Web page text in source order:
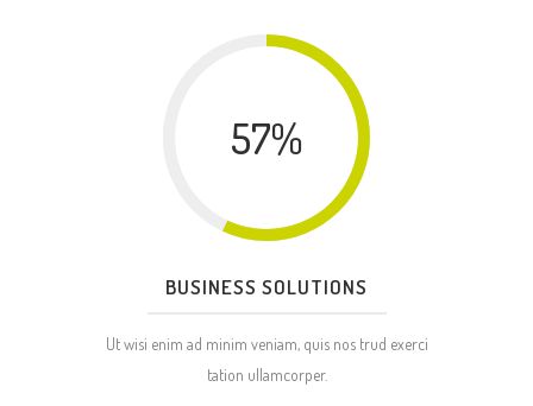
57%
BUSINESS SOLUTIONS
Ut wisi enim ad minim veniam, quis nos trud exerci
tation ullamcorper.